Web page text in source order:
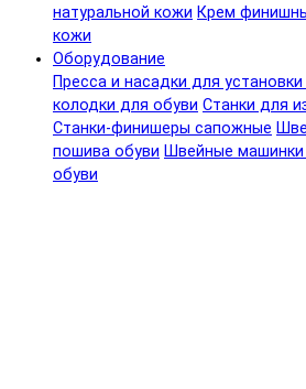
натуральной кожи Крем
кожи
Оборудование
Пресса и насадки для
колодки для обуви Станки для
Станки-финишеры сапожные
пошива обуви Швейные
обуви